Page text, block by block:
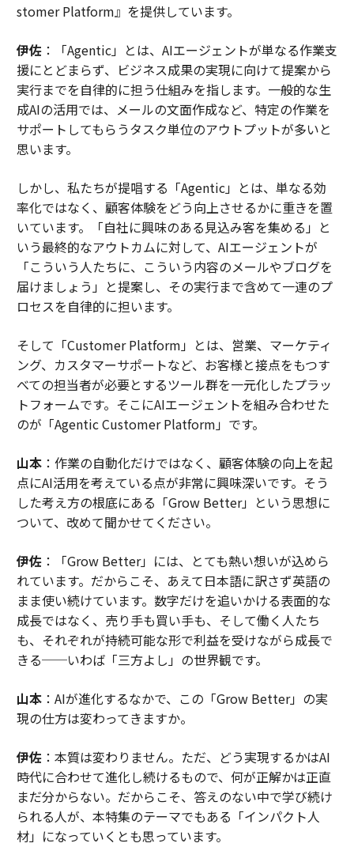
stomer Platform』を提供しています。
伊佐：「Agentic」とは、AIエージェントが単なる作業支
援にとどまらず、ビジネス成果の実現に向けて提案から
実行までを自律的に担う仕組みを指します。一般的な生
成AIの活用では、メールの文面作成など、特定の作業を
サポートしてもらうタスク単位のアウトプットが多いと
思います。
しかし、私たちが提唱する「Agentic」とは、単なる効
率化ではなく、顧客体験をどう向上させるかに重きを置
いています。「自社に興味のある見込み客を集める」と
いう最終的なアウトカムに対して、AIエージェントが
「こういう人たちに、こういう内容のメールやブログを
届けましょう」と提案し、その実行まで含めて一連のプ
ロセスを自律的に担います。
そして「Customer Platform」とは、営業、マーケティ
ング、カスタマーサポートなど、お客様と接点をもつす
べての担当者が必要とするツール群を一元化したプラッ
トフォームです。そこにAIエージェントを組み合わせた
のが「Agentic Customer Platform」です。
山本：作業の自動化だけではなく、顧客体験の向上を起
点にAI活用を考えている点が非常に興味深いです。そう
した考え方の根底にある「Grow Better」という思想に
ついて、改めて聞かせてください。
伊佐：「Grow Better」には、とても熱い想いが込めら
れています。だからこそ、あえて日本語に訳さず英語の
まま使い続けています。数字だけを追いかける表面的な
成長ではなく、売り手も買い手も、そして働く人たち
も、それぞれが持続可能な形で利益を受けながら成長で
きる──いわば「三方よし」の世界観です。
山本：AIが進化するなかで、この「Grow Better」の実
現の仕方は変わってきますか。
伊佐：本質は変わりません。ただ、どう実現するかはAI
時代に合わせて進化し続けるもので、何が正解かは正直
まだ分からない。だからこそ、答えのない中で学び続け
られる人が、本特集のテーマでもある「インパクト人
材」になっていくとも思っています。